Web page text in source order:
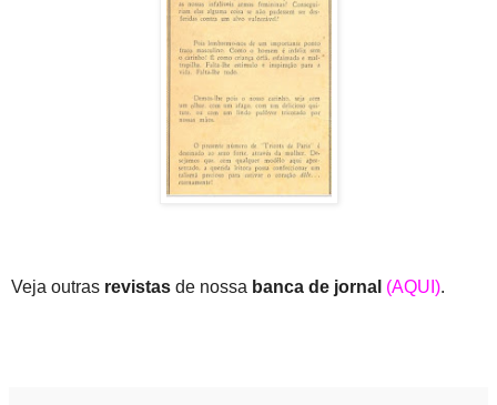
Veja outras revistas de nossa banca de jornal (AQUI).